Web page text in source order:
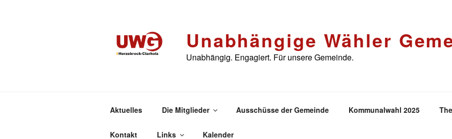
Unabhängige Wähler
Unabhängig. Engagiert. Für unsere Gemeinde.
Aktuelles Die Mitglieder Ausschüsse der Gemeinde Kommunalwahl 2025
Kontakt Links Kalender